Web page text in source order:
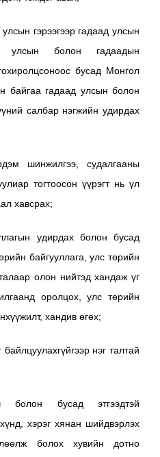
гэрээгээр гадаад улсын
улсын болон гадаадын
бусад Монгол
байгаа гадаад улсын болон
салбар нэгжийн удирдах
шинжилгээ, судалгааны
тогтоосон үүрэгт нь үл
хавсрах;
удирдах болон бусад
байгууллага, улс төрийн
олон нийтэд хандаж үг
оролцох, улс төрийн
хандив өгөх;
нэг талтай
болон бусад этгээдтэй
хэрэг хянан шийдвэрлэх
болох хувийн дотно